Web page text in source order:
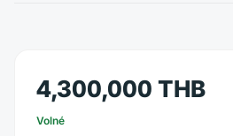
4,300,000 THB
Volné